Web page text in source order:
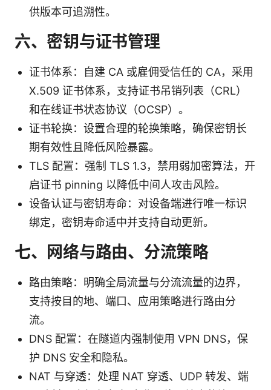
供版本可追溯性。
六、密钥与证书管理
证书体系：自建 CA 或雇佣受信任的 CA，采用
X.509 证书体系，支持证书吊销列表（CRL）
和在线证书状态协议（OCSP）。
证书轮换：设置合理的轮换策略，确保密钥长
期有效性且降低风险暴露。
TLS 配置：强制 TLS 1.3，禁用弱加密算法，开
启证书 pinning 以降低中间人攻击风险。
设备认证与密钥寿命：对设备端进行唯一标识
绑定，密钥寿命适中并支持自动更新。
七、网络与路由、分流策略
路由策略：明确全局流量与分流流量的边界，
支持按目的地、端口、应用策略进行路由分
流。
DNS 配置：在隧道内强制使用 VPN DNS，保
护 DNS 安全和隐私。
NAT 与穿透：处理 NAT 穿透、UDP 转发、端